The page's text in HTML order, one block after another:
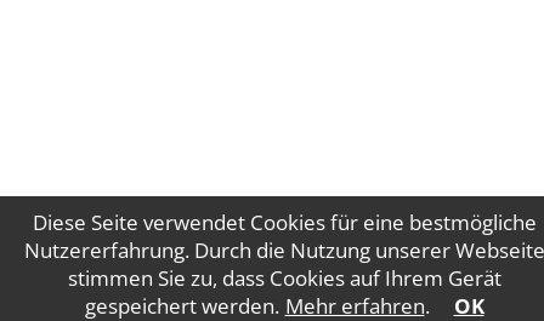
Diese Seite verwendet Cookies für eine bestmögliche
Nutzererfahrung. Durch die Nutzung unserer Webseite
stimmen Sie zu, dass Cookies auf Ihrem Gerät
gespeichert werden. Mehr erfahren. OK
Impressum Datenschutz